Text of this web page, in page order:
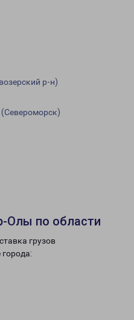
р-н)
Олы по области
грузов